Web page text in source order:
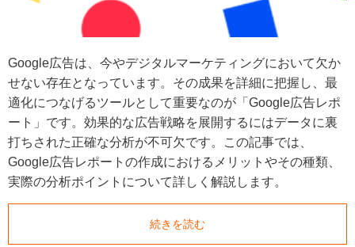
Google広告は、今やデジタルマーケティングにおいて欠か
せない存在となっています。その成果を詳細に把握し、最
適化につなげるツールとして重要なのが「Google広告レポ
ート」です。効果的な広告戦略を展開するにはデータに裏
打ちされた正確な分析が不可欠です。この記事では、
Google広告レポートの作成におけるメリットやその種類、
実際の分析ポイントについて詳しく解説します。
続きを読む